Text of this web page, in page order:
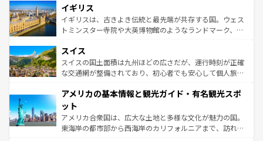
香り高いラベンダー畑など、多彩な楽しみ方が可能だ。さ
らに、パリ以外の地域にも魅力が溢れており、どの街角に
も豊かな歴史と文化が息づいている。パリ以外の個性あふ
を参照してほしい。
顔を持つこの国は、どこを歩いても飽きることがない。ベ
ルリンの文化的活気、バイエルン州のアルプスの絶景、そ
してライン川沿いのワイン畑といった風景は必見。ビール
は、お酒好きな人にはぜひ体験してほしい。 なお、新着の
ドイツ情報はコンテンツ一覧を参照してほしい。
イギリス
イギリスは、古きよき伝統と最先端が共存する国。ウェス
トミンスター寺院や大英博物館のようなランドマーク、歴
リアごとに異なる魅力がある。また、優雅なアフタヌーン
ティー、ビール好きにはたまらない英国パブ、サッカー観
戦など、本場だからこそできる体験も豊富。イギリスを旅
ンツ一覧を参照してほしい。
スイス
スイスの国土面積は九州ほどの広さだが、運行時刻が正確
な交通網が整備されており、初心者でも安心して個人旅行
の建物がそのまま残る町や、スイスならではのユニークな
博物館もあり、アルプス観光だけでなく町歩きも満喫する
ことができる。国民の所得が高いため物価も高いが、旅行
者向けの交通パス提供のサービスもあり、うまく活用すれ
アメリカの基本情報と観光ガイド・有名観光スポ
ット
アメリカ合衆国は、広大な土地と多様な文化が魅力の国。
東海岸の都市部から西海岸のカリフォルニアまで、訪れる